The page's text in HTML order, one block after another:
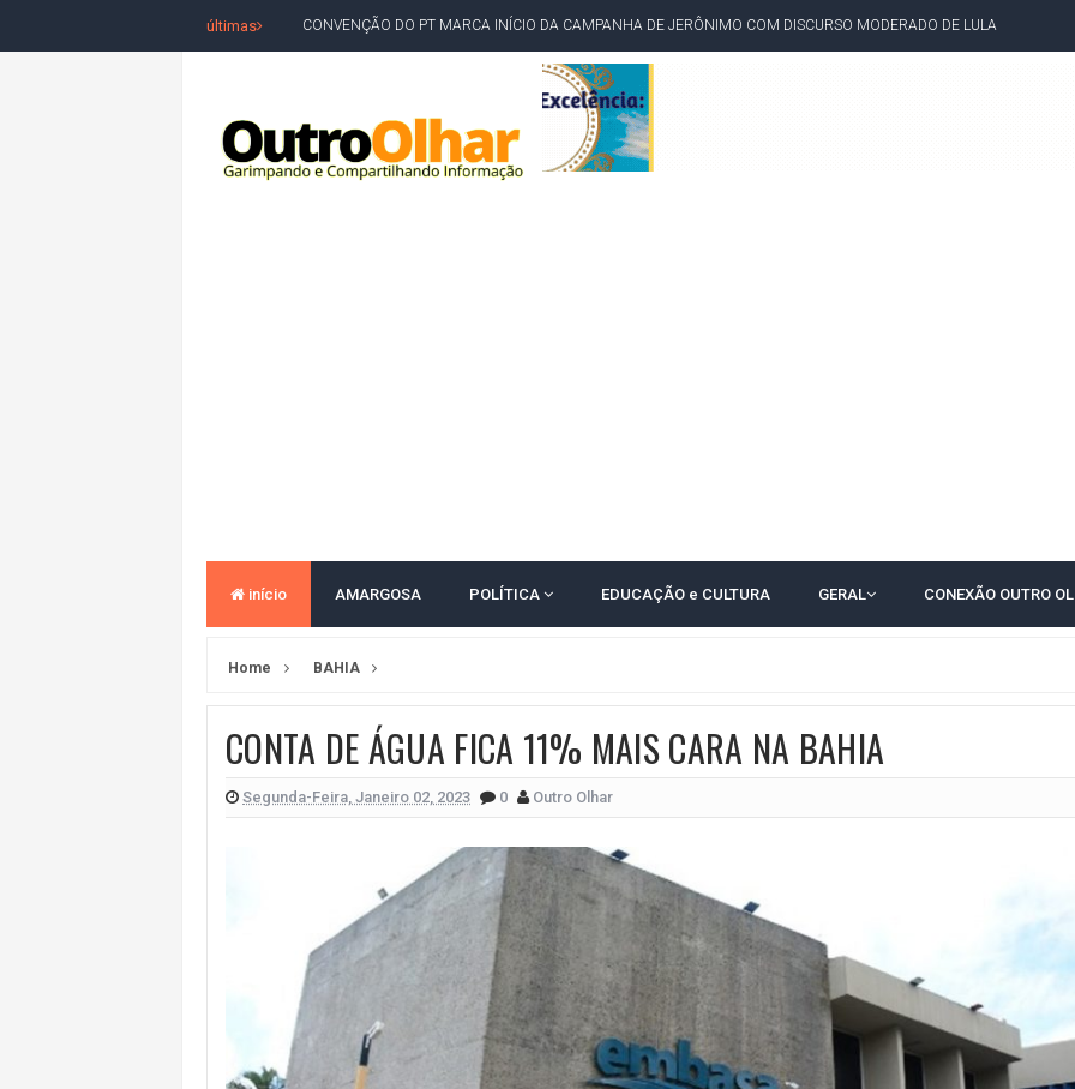
últimas REDES SOCIAIS REFLETEM DISPUTA PELO GOVERNO DA BAHIA COM VANTAGEM PARA ACM NETO EM ENQUETES
AMARGOSA: CONFUSÃO EM ÓRGÃO PÚBLICO TERMINA COM MULHER DETIDA COM FACA TIPO PEIXEIRA
OUTRO OLHAR SE SOLIDARIZA COM A PRÓ LYGIA E FAMILIARES PELO FALECIMENTO DO SR. CORI
CAMPEONATO DE 'GRAU' TERMINA COM HOMEM MORTO A TIROS EM SALVADOR
ACM NETO LIDERA EM TODOS OS CENÁRIOS DA NOVA PESQUISA PARANÁ PARA O GOVERNO DA BAHIA
LEVARAM CELULARES: Prefeito e presidente de Câmara são furtados em convenção do PT na Bahia
CONVENÇÃO DO PT MARCA INÍCIO DA CAMPANHA DE JERÔNIMO COM DISCURSO MODERADO DE LULA
início AMARGOSA POLÍTICA EDUCAÇÃO e CULTURA GERAL CONEXÃO OUTRO
Home BAHIA
CONTA DE ÁGUA FICA 11% MAIS CARA NA BAHIA
Segunda-Feira, Janeiro 02, 2023 0 Outro Olhar